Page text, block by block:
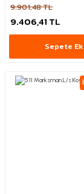
9.901,48 TL
9.406,41 TL
Sepete